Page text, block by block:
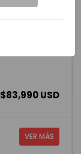
$83,990 USD
VER MÁS